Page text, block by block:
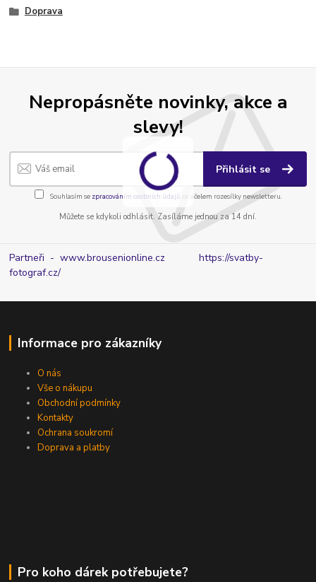
Doprava
Nepropásněte novinky, akce a
slevy!
Přihlásit se
Souhlasím se zpracováním osobních údajůza účelem rozesílky newsletteru.
Můžete se kdykoli odhlásit. Zasíláme jednou za 14 dní.
Partneři - www.brousenionline.czhttps://svatby-
fotograf.cz/
Informace pro zákazníky
O nás
Vše o nákupu
Obchodní podmínky
Kontakty
Ochrana soukromí
Doprava a platby
Pro koho dárek potřebujete?